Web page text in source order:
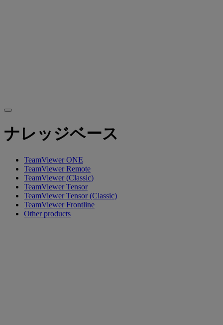
ナレッジベース
TeamViewer ONE
TeamViewer Remote
TeamViewer (Classic)
TeamViewer Tensor
TeamViewer Tensor (Classic)
TeamViewer Frontline
Other products